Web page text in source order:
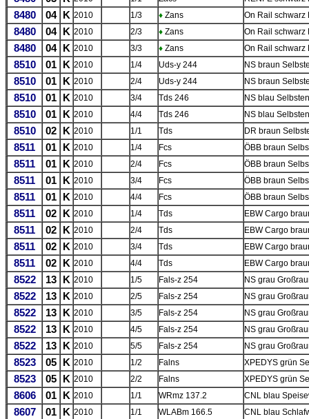
8480 04 K 2010 1/3 ♦ Zans On Rail schwarz
8480 04 K 2010 2/3 ♦ Zans On Rail schwarz
8480 04 K 2010 3/3 ♦ Zans On Rail schwarz
8510 01 K 2010 1/4 Uds-y 244 NS braun
8510 01 K 2010 2/4 Uds-y 244 NS braun
8510 01 K 2010 3/4 Tds 246 NS blau
8510 01 K 2010 4/4 Tds 246 NS blau
8510 02 K 2010 1/1 Tds DR braun
8511 01 K 2010 1/4 Fcs ÖBB braun
8511 01 K 2010 2/4 Fcs ÖBB braun
8511 01 K 2010 3/4 Fcs ÖBB braun
8511 01 K 2010 4/4 Fcs ÖBB braun
8511 02 K 2010 1/4 Tds EBW Cargo
8511 02 K 2010 2/4 Tds EBW Cargo
8511 02 K 2010 3/4 Tds EBW Cargo
8511 02 K 2010 4/4 Tds EBW Cargo
8522 13 K 2010 1/5 Fals-z 254 NS grau
8522 13 K 2010 2/5 Fals-z 254 NS grau
8522 13 K 2010 3/5 Fals-z 254 NS grau
8522 13 K 2010 4/5 Fals-z 254 NS grau
8522 13 K 2010 5/5 Fals-z 254 NS grau
8523 05 K 2010 1/2 Falns XPEDYS grün
8523 05 K 2010 2/2 Falns XPEDYS grün
8606 01 K 2010 1/1 WRmz 137.2 CNL blau
8607 01 K 2010 1/1 WLABm 166.5 CNL blau